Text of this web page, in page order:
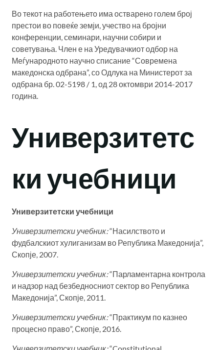
Во текот на работењето има остварено голем број
престои во повеќе земји, учество на бројни
конференции, семинари, научни собири и
советувања. Член е на Уредувачкиот одбор на
Меѓународното научно списание “Современа
македонска одбрана”, со Одлука на Министерот за
одбрана бр. 02-5198 / 1, од 28 октомври 2014-2017
година.
Универзитетс
ки учебници
Универзитетски учебници
Универзитетски учебник:“Насилството и
фудбалскиот хулиганизам во Република Македонија”,
Скопје, 2007.
Универзитетски учебник:“Парламентарна контрола
и надзор над безбедносниот сектор во Република
Македонија”, Скопје, 2011.
Универзитетски учебник:“Практикум по казнео
процесно право”, Скопје, 2016.